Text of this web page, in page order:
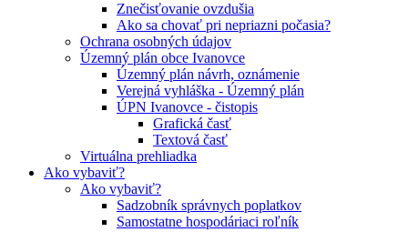
Znečisťovanie ovzdušia
Ako sa chovať pri nepriazni počasia?
Ochrana osobných údajov
Územný plán obce Ivanovce
Územný plán návrh, oznámenie
Verejná vyhláška - Územný plán
ÚPN Ivanovce - čistopis
Grafická časť
Textová časť
Virtuálna prehliadka
Ako vybaviť?
Ako vybaviť?
Sadzobník správnych poplatkov
Samostatne hospodáriaci roľník